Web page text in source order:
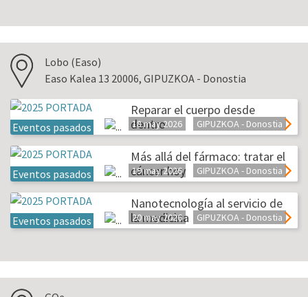
Lobo (Easo)
Easo Kalea 13 20006, GIPUZKOA - Donostia
Eventos pasados
Reparar el cuerpo desde
dentro
18 may 2026 GIPUZKOA - Donostia
Eventos pasados
Más allá del fármaco: tratar el
cáncer hoy
19 may 2026 GIPUZKOA - Donostia
Eventos pasados
Nanotecnología al servicio de
la medicina
20 may 2026 GIPUZKOA - Donostia